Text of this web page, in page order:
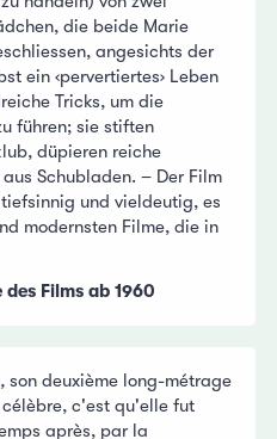
die beide Marie
angesichts der
ein ‹pervertiertes› Leben
Tricks, um die
führen; sie stiften
düpieren reiche
Schubladen. – Der Film
und vieldeutig, es
modernsten Filme, die in
Films ab 1960
son deuxième long-métrage
c'est qu'elle fut
après, par la